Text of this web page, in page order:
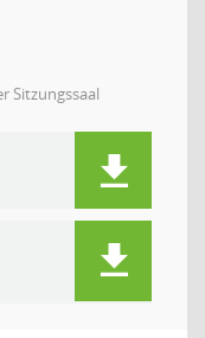
Sitzungssaal